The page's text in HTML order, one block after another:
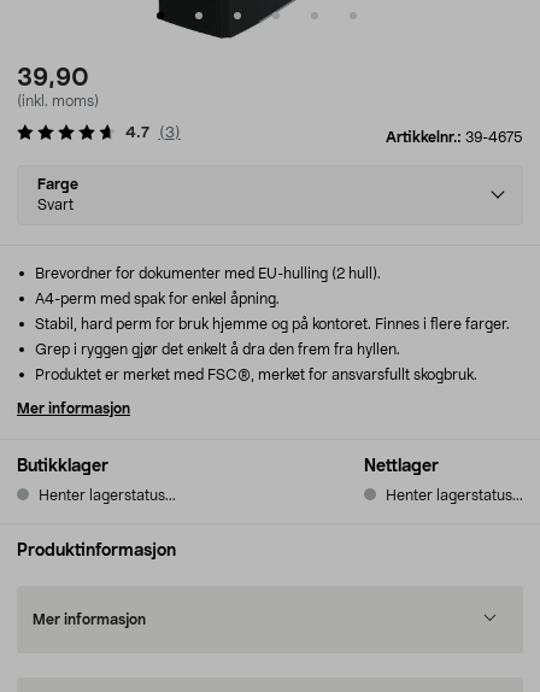
39,90
(inkl. moms)
Artikkelnr.: 39-4675
4.7 (3)
Select
variant
Farge
Svart
Butikklager
Henter lagerstatus...
Nettlager
Henter lagerstatus...
Brevordner for dokumenter med EU-hulling (2 hull).
A4-perm med spak for enkel åpning.
Stabil, hard perm for bruk hjemme og på kontoret. Finnes i flere farger.
Grep i ryggen gjør det enkelt å dra den frem fra hyllen.
Produktet er merket med FSC®, merket for ansvarsfullt skogbruk.
Mer informasjon
Produktinformasjon
Mer informasjon